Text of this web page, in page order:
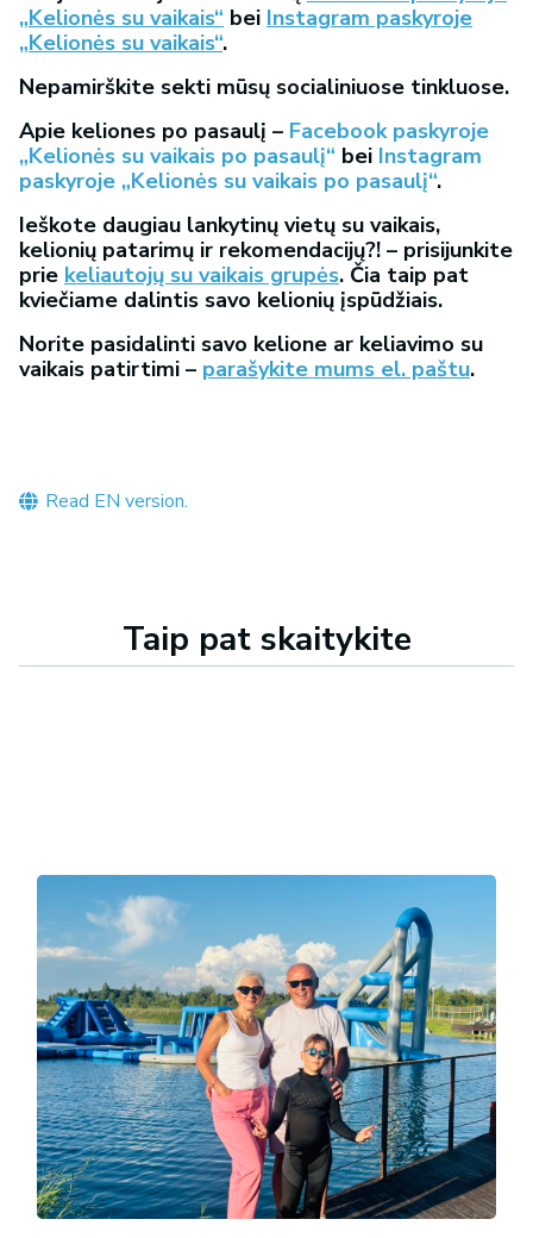
„Kelionės su vaikais“ bei Instagram paskyroje
„Kelionės su vaikais“.
Nepamirškite sekti mūsų socialiniuose tinkluose.
Apie keliones po pasaulį – Facebook paskyroje
„Kelionės su vaikais po pasaulį“ bei Instagram
paskyroje „Kelionės su vaikais po pasaulį“.
Ieškote daugiau lankytinų vietų su vaikais,
kelionių patarimų ir rekomendacijų?! – prisijunkite
prie keliautojų su vaikais grupės. Čia taip pat
kviečiame dalintis savo kelionių įspūdžiais.
Norite pasidalinti savo kelione ar keliavimo su
vaikais patirtimi – parašykite mums el. paštu.
Read EN version.
Taip pat skaitykite